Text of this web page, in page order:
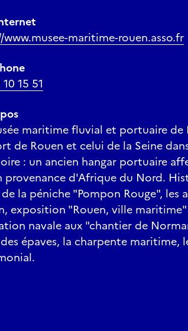
maritime-rouen.asso.fr
15 51
maritime fluvial et portuaire de
de Rouen et celui de la Seine
: un ancien hangar portuaire
provenance d'Afrique du Nord.
la péniche "Pompon Rouge", les
exposition "Rouen, ville
navale aux "chantier de
épaves, la charpente maritime,